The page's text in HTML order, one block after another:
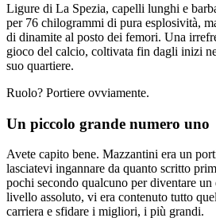
Ligure di La Spezia, capelli lunghi e
per 76 chilogrammi di pura esplosività,
di dinamite al posto dei femori. Una
gioco del calcio, coltivata fin dagli inizi
suo quartiere.
Ruolo? Portiere ovviamente.
Un piccolo grande numero uno
Avete capito bene. Mazzantini era un
lasciatevi ingannare da quanto scritto
pochi secondo qualcuno per diventare un
livello assoluto, vi era contenuto tutto
carriera e sfidare i migliori, i più grandi.